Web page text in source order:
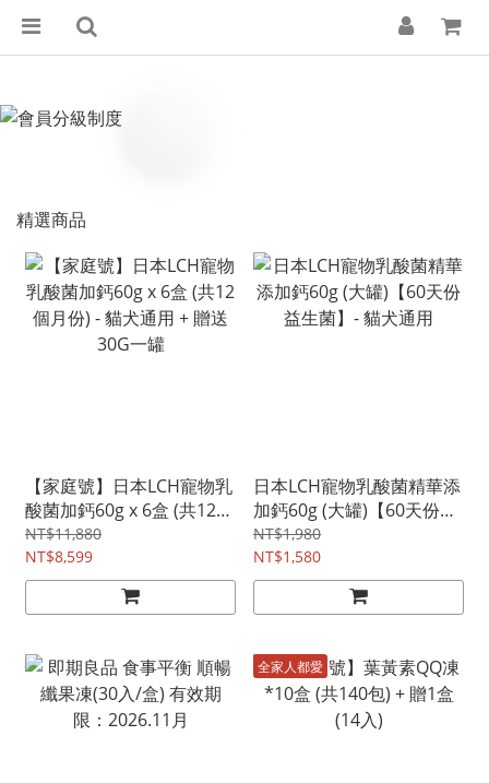
精選商品
【家庭號】日本LCH寵物乳
酸菌加鈣60g x 6盒 (共12個
月份) - 貓犬通用 + 贈送30G
一罐
NT$11,880
NT$8,599
日本LCH寵物乳酸菌精華添
加鈣60g (大罐)【60天份益
生菌】- 貓犬通用
NT$1,980
NT$1,580
全家人都愛